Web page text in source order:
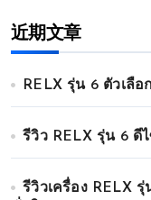
近期文章
RELX รุ่น 6 ตัวเลื
รีวิว RELX รุ่น 6 ดี
รีวิวเครื่อง RELX